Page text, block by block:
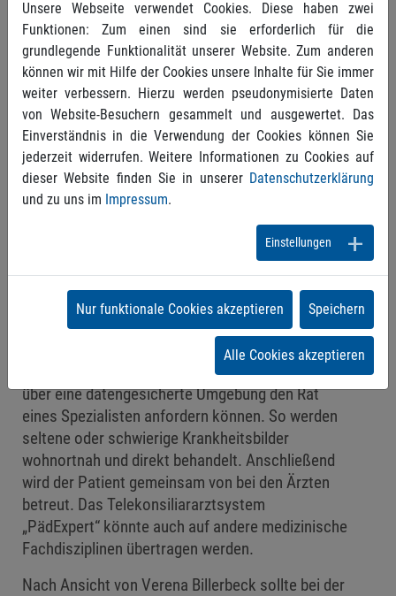
punktet mit dem Modell der Patientenpatenschaft.
Das von ihr entwickelte System profitiert von der
Idee, rheumatologisch erkrankten Patienten einen
Helfer zur Seite zu stellen, der mit seiner eigenen
Erkrankung gut umgeht, Alltag und Beruf trotz der
Einschränkungen meistert. Mit diesem
mutmachenden Wissen können die Patienten – die
Bereitschaft zur Patenschaft vorausgesetzt –
andere Betroffene gut unterstützen. Diese
Rheumapatenschaft ist ein weiteres Erfolgsrezept
für eine bessere Patientenversorgung und
Auf ein neues telemedizinisches
Konsiliararztsystem setzt dagegen Dr. Wolfgang
Landendörfer aus Nürnberg. Er gehört zu einem
Team von hausärztlich tätigen Kinderärzten, die
über eine datengesicherte Umgebung den Rat
eines Spezialisten anfordern können. So werden
seltene oder schwierige Krankheitsbilder
wohnortnah und direkt behandelt. Anschließend
wird der Patient gemeinsam von bei den Ärzten
betreut. Das Telekonsiliararztsystem
„PädExpert“ könnte auch auf andere medizinische
Fachdisziplinen übertragen werden.
Nach Ansicht von Verena Billerbeck sollte bei der
Unsere Webseite verwendet Cookies. Diese haben zwei
Funktionen: Zum einen sind sie erforderlich für die
grundlegende Funktionalität unserer Website. Zum anderen
können wir mit Hilfe der Cookies unsere Inhalte für Sie immer
weiter verbessern. Hierzu werden pseudonymisierte Daten
von Website-Besuchern gesammelt und ausgewertet. Das
Einverständnis in die Verwendung der Cookies können Sie
jederzeit widerrufen. Weitere Informationen zu Cookies auf
dieser Website finden Sie in unserer Datenschutzerklärung
und zu uns im Impressum.
Einstellungen
Nur funktionale Cookies akzeptieren Speichern
Alle Cookies akzeptieren